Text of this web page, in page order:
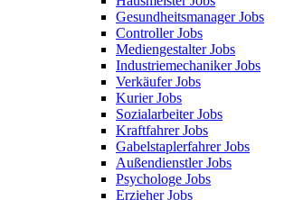
Gesundheitsmanager Jobs
Controller Jobs
Mediengestalter Jobs
Industriemechaniker Jobs
Verkäufer Jobs
Kurier Jobs
Sozialarbeiter Jobs
Kraftfahrer Jobs
Gabelstaplerfahrer Jobs
Außendienstler Jobs
Psychologe Jobs
Erzieher Jobs